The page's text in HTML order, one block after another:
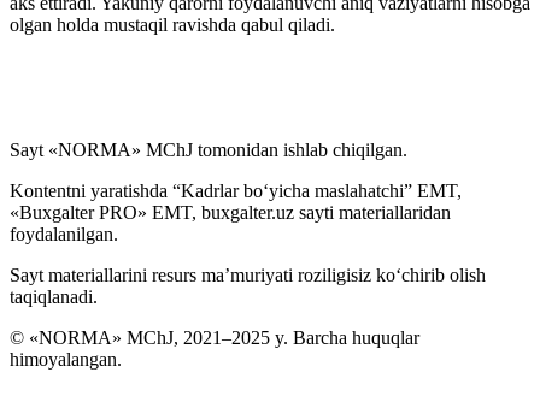
olgan holda mustaqil ravishda qabul qiladi.
Sayt «NORMA» MChJ tomonidan ishlab chiqilgan.
Kontentni yaratishda “Kadrlar boʻyicha maslahatchi” EMT,
«Buxgalter PRO» EMT, buxgalter.uz sayti materiallaridan
foydalanilgan.
Sayt materiallarini resurs ma’muriyati roziligisiz koʻchirib olish
taqiqlanadi.
© «NORMA» MChJ, 2021–2025 y. Barcha huquqlar
himoyalangan.